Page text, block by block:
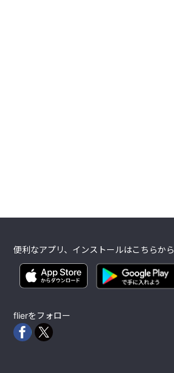
便利なアプリ、インストールはこちらから
flierをフォロー